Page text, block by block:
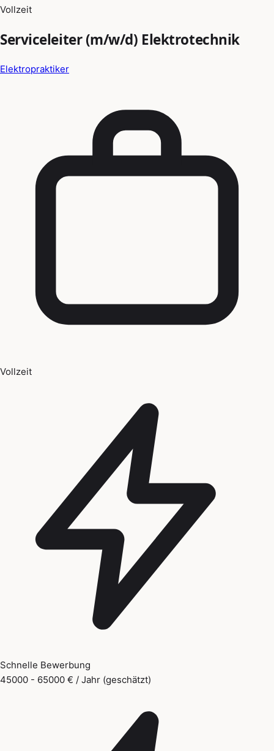
Vollzeit
Serviceleiter (m/w/d) Elektrotechnik
Elektropraktiker
Vollzeit
Schnelle Bewerbung
45000 - 65000 € / Jahr (geschätzt)